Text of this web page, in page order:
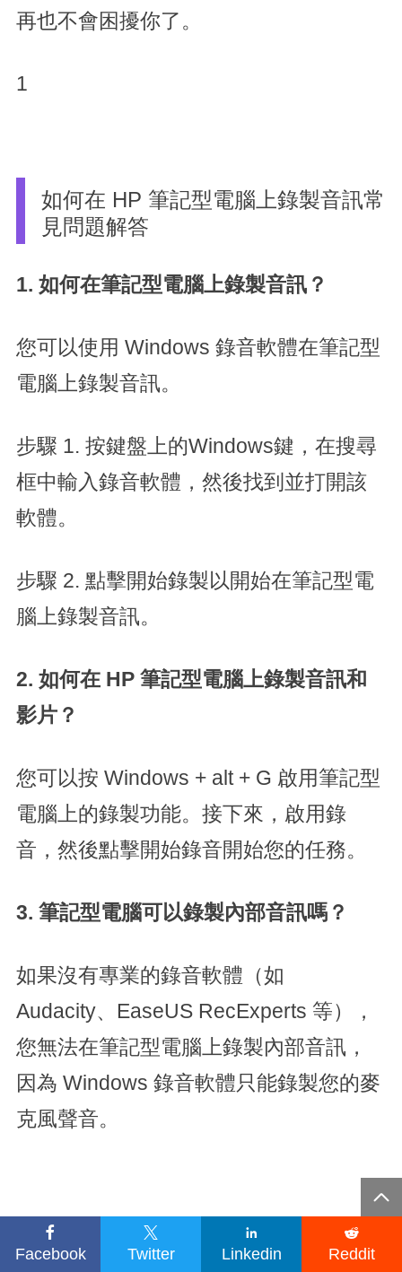

Facebook

Twitter

Linkedin

Reddit
再也不會困擾你了。
1
如何在 HP 筆記型電腦上錄製音訊常
見問題解答
1. 如何在筆記型電腦上錄製音訊？
您可以使用 Windows 錄音軟體在筆記型
電腦上錄製音訊。
步驟 1. 按鍵盤上的Windows鍵，在搜尋
框中輸入錄音軟體，然後找到並打開該
軟體。
步驟 2. 點擊開始錄製以開始在筆記型電
腦上錄製音訊。
2. 如何在 HP 筆記型電腦上錄製音訊和
影片？
您可以按 Windows + alt + G 啟用筆記型
電腦上的錄製功能。接下來，啟用錄
音，然後點擊開始錄音開始您的任務。
3. 筆記型電腦可以錄製內部音訊嗎？
如果沒有專業的錄音軟體（如
Audacity、EaseUS RecExperts 等），
您無法在筆記型電腦上錄製內部音訊，
因為 Windows 錄音軟體只能錄製您的麥
克風聲音。
